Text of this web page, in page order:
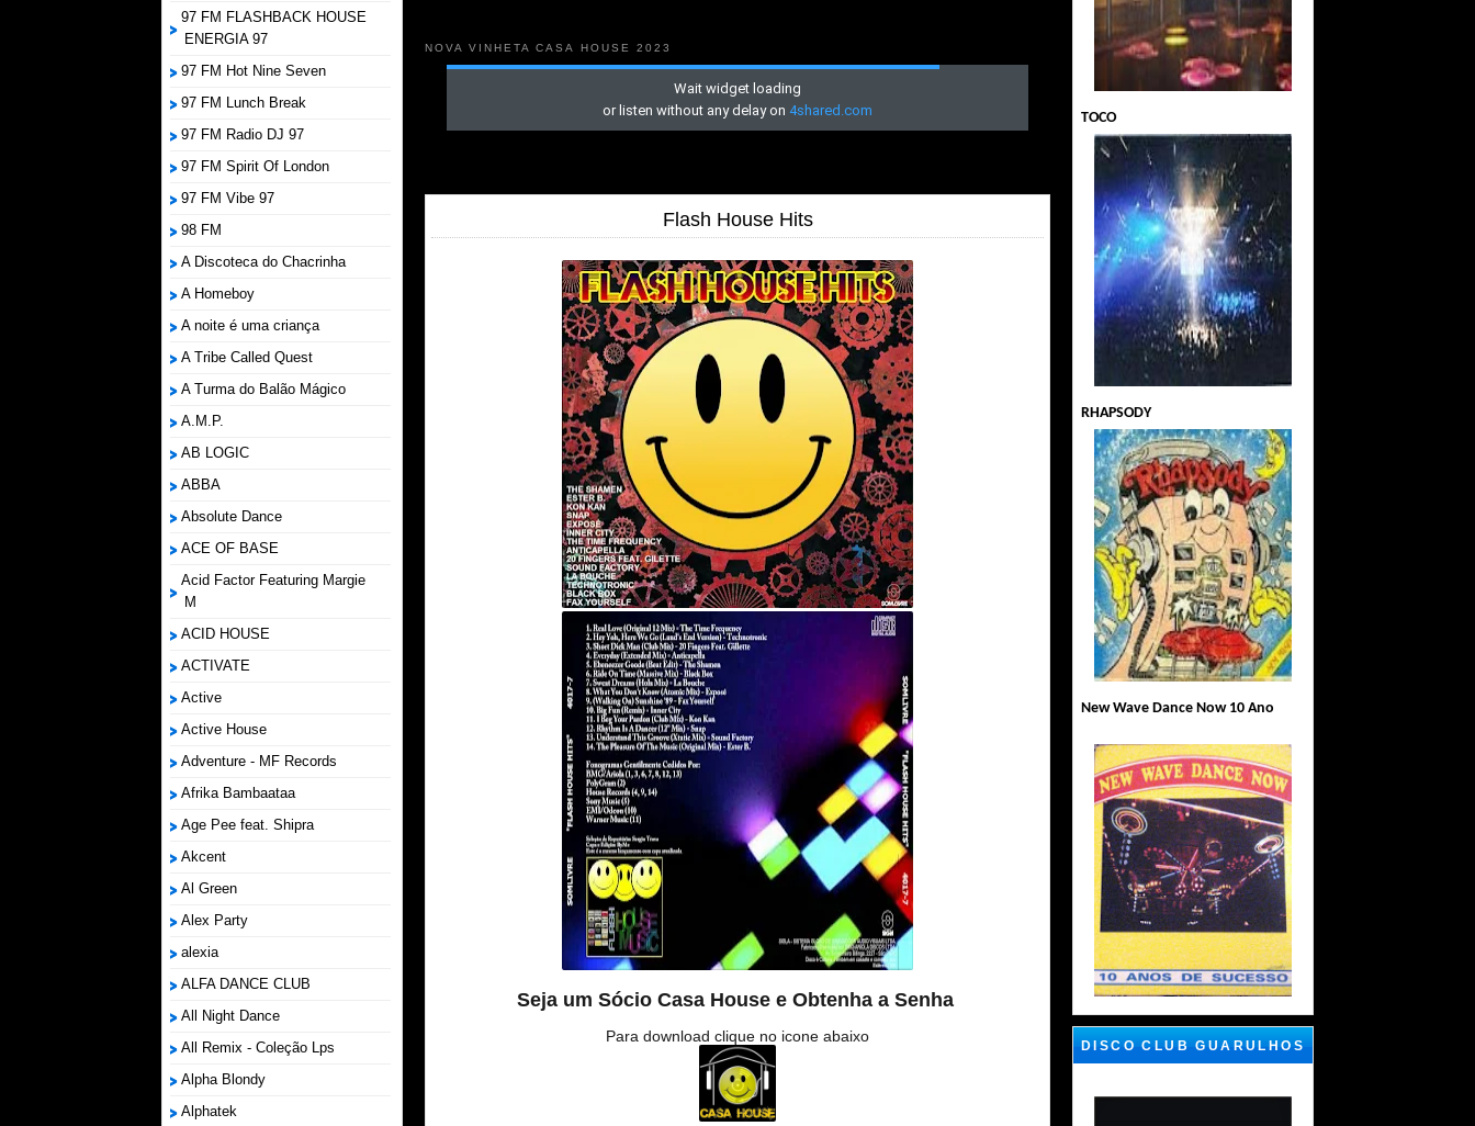
97 FM FLASHBACK HOUSE
ENERGIA 97
97 FM Hot Nine Seven
97 FM Lunch Break
97 FM Radio DJ 97
97 FM Spirit Of London
97 FM Vibe 97
98 FM
A Discoteca do Chacrinha
A Homeboy
A noite é uma criança
A Tribe Called Quest
A Turma do Balão Mágico
A.M.P.
AB LOGIC
ABBA
Absolute Dance
ACE OF BASE
Acid Factor Featuring Margie
M
ACID HOUSE
ACTIVATE
Active
Active House
Adventure - MF Records
Afrika Bambaataa
Age Pee feat. Shipra
Akcent
Al Green
Alex Party
alexia
ALFA DANCE CLUB
All Night Dance
All Remix - Coleção Lps
Alpha Blondy
Alphatek
NOVA VINHETA CASA HOUSE 2023
Flash House Hits
Seja um Sócio Casa House e Obtenha a Senha
Para download clique no icone abaixo
TOCO
RHAPSODY
New Wave Dance Now 10 Ano
DISCO CLUB GUARULHOS